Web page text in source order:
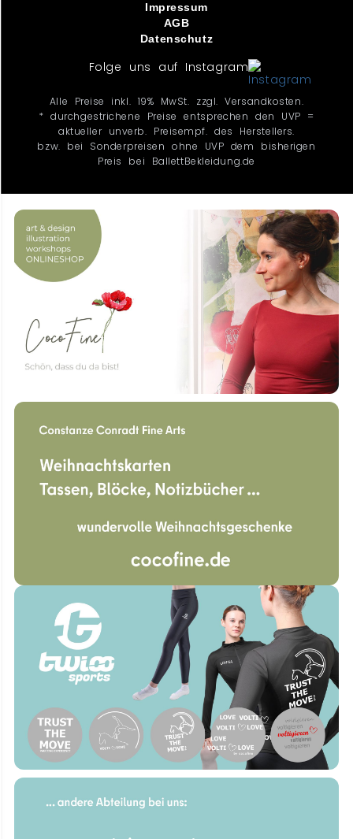
Impressum
AGB
Datenschutz
Folge uns auf Instagram
Alle Preise inkl. 19% MwSt. zzgl. Versandkosten.
* durchgestrichene Preise entsprechen den UVP =
aktueller unverb. Preisempf. des Herstellers.
bzw. bei Sonderpreisen ohne UVP dem bisherigen
Preis bei BallettBekleidung.de